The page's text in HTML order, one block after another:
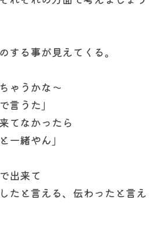
する事が見えてくる。
ゃうかな〜
言うた」
てなかったら
一緒やん」
出来て
たと言える、伝わったと言え